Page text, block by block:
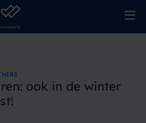
ook in de winter